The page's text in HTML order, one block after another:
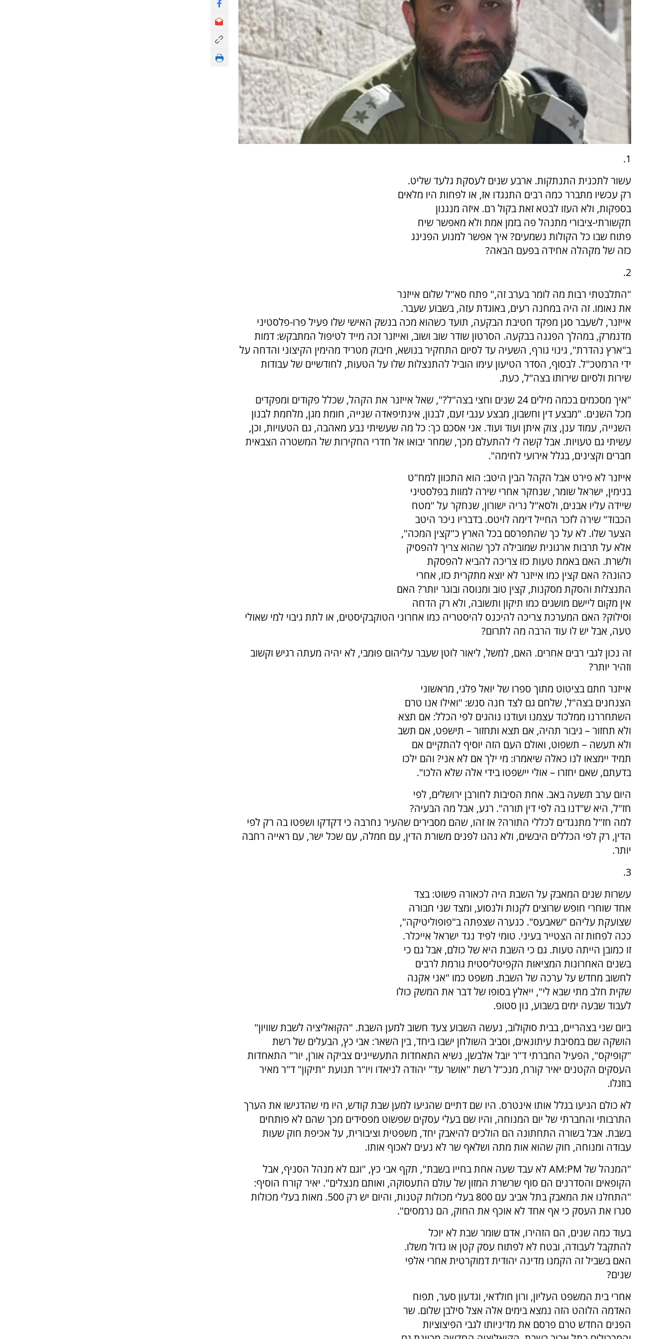
1.
עשור לתכנית התנתקות. ארבע שנים לעסקת גלעד שליט.
רק עכשיו מתברר כמה רבים התנגדו אז, או לפחות היו מלאים
בספקות, ולא העזו לבטא זאת בקול רם. איזה מנגנון
תקשורתי-ציבורי מתנהל פה בזמן אמת ולא מאפשר שיח
פתוח שבו כל הקולות נשמעים? איך אפשר למנוע הפנינג
כזה של מקהלה אחידה בפעם הבאה?
2.
"התלבטתי רבות מה לומר בערב זה," פתח סא"ל שלום אייזנר
את נאומו. זה היה במחנה רעים, באוגדת עזה, בשבוע שעבר.
אייזנר, לשעבר סגן מפקד חטיבת הבקעה, תועד כשהוא מכה בנשק האישי שלו פעיל פרו-פלסטיני
מדנמרק, במהלך הפגנה בבקעה. הסרטון שודר שוב ושוב, ואייזנר זכה מייד לטיפול המתבקש: דמות
ב"ארץ נהדרת", גינוי גורף, השעיה עד לסיום התחקיר בנושא, חיבוק מטריד מהימין הקיצוני והדחה על
ידי הרמטכ"ל. לבסוף, הסדר הטיעון עימו הוביל להתנצלות שלו על הטעות, לחודשיים של עבודות
שירות ולסיום שירותו בצה"ל, כעת.
"איך מסכמים בכמה מילים 24 שנים וחצי בצה"ל?", שאל אייזנר את הקהל, שכלל פקודים ומפקדים
מכל השנים. "מבצע דין וחשבון, מבצע ענבי זעם, לבנון, אינתיפאדה שנייה, חומת מגן, מלחמת לבנון
השנייה, עמוד ענן, צוק איתן ועוד ועוד. אני אסכם כך: כל מה שעשיתי נבע מאהבה, גם הטעויות, וכן,
עשיתי גם טעויות. אבל קשה לי להתעלם מכך, שמחר יבואו אל חדרי החקירות של המשטרה הצבאית
חברים וקצינים, בגלל אירועי לחימה".
אייזנר לא פירט אבל הקהל הבין היטב: הוא התכוון למח"ט
בנימין, ישראל שומר, שנחקר אחרי שירה למוות בפלסטיני
שיידה עליו אבנים, ולסא"ל נריה ישורון, שנחקר על "מטח
הכבוד" שירה לזכר החייל דימה לויטס. בדבריו ניכר היטב
הצער שלו. לא על כך שהתפרסם בכל הארץ כ"קצין המכה",
אלא על תרבות ארגונית שמובילה לכך שהוא צריך להפסיק
ולשרת. האם באמת טעות כזו צריכה להביא להפסקת
כהונה? האם קצין כמו אייזנר לא יוצא מתקרית כזו, אחרי
התנצלות והסקת מסקנות, קצין טוב ומנוסה ובוגר יותר? האם
אין מקום ליישם מושגים כמו תיקון ותשובה, ולא רק הדחה
וסילוק? האם המערכת צריכה להיכנס להיסטריה כמו אחרוני הטוקבקיסטים, או לתת גיבוי למי שאולי
טעה, אבל יש לו עוד הרבה מה לתרום?
זה נכון לגבי רבים אחרים. האם, למשל, ליאור לוטן שעבר עליהום פומבי, לא יהיה מעתה רגיש וקשוב
וזהיר יותר?
אייזנר חתם בציטוט מתוך ספרו של יואל פלגי, מראשוני
הצנחנים בצה"ל, שלחם גם לצד חנה סנש: "ואילו אנו טרם
השתחררנו ממלכוד עצמנו ועודנו נוהגים לפי הכלל: אם תצא
ולא תחזור – גיבור תהיה, אם תצא ותחזור – תישפט, אם תשב
ולא תעשה – תשפוט, ואולם העם הזה יוסיף להתקיים אם
תמיד יימצאו לנו כאלה שיאמרו: מי ילך אם לא אני? והם ילכו
בדעתם, שאם יחזרו – אולי יישפטו בידי אלה שלא הלכו".
היום ערב תשעה באב. אחת הסיבות לחורבן ירושלים, לפי
חז"ל, היא ש"דנו בה לפי דין תורה". רגע, אבל מה הבעיה?
למה חז"ל מתנגדים לכללי התורה? אז זהו, שהם מסבירים שהעיר נחרבה כי דקדקו ושפטו בה רק לפי
הדין, רק לפי הכללים היבשים, ולא נהגו לפנים משורת הדין, עם חמלה, עם שכל ישר, עם ראייה רחבה
יותר.
3.
עשרות שנים המאבק על השבת היה לכאורה פשוט: בצד
אחד שוחרי חופש שרוצים לקנות ולנסוע, ומצד שני חבורה
שצועקת עליהם "שאבעס". כנערה שצפתה ב"פופוליטיקה",
ככה לפחות זה הצטייר בעיני. טומי לפיד נגד ישראל אייכלר.
זו כמובן הייתה טעות. גם כי השבת היא של כולם, אבל גם כי
בשנים האחרונות המציאות הקפיטליסטית גורמת לרבים
לחשוב מחדש על ערכה של השבת. משפט כמו "אני אקנה
שקית חלב מתי שבא לי", ייאלץ בסופו של דבר את המשק כולו
לעבוד שבעה ימים בשבוע, נון סטופ.
ביום שני בצהריים, בבית סוקולוב, נעשה השבוע צעד חשוב למען השבת. "הקואליציה לשבת שוויון"
הושקה שם במסיבת עיתונאים, וסביב השולחן ישבו ביחד, בין השאר: אבי כץ, הבעלים של רשת
"קופיקס", הפעיל החברתי ד"ר יובל אלבשן, נשיא התאחדות התעשיינים צביקה אורן, יור" התאחדות
העסקים הקטנים יאיר קורח, מנכ"ל רשת "אושר עד" יהודה לניאדו ויו"ר תנועת "תיקון" ד"ר מאיר
בוזגלו.
לא כולם הגיעו בגלל אותו אינטרס. היו שם דתיים שהגיעו למען שבת קודש, היו מי שהדגישו את הערך
התרבותי והחברתי של יום המנוחה, והיו שם בעלי עסקים שפשוט מפסידים מכך שהם לא פותחים
בשבת. אבל בשורה התחתונה הם הולכים להיאבק יחד, משפטית וציבורית, על אכיפת חוק שעות
עבודה ומנוחה, חוק שהוא אות מתה ושלאף שר לא נעים לאכוף אותו.
"המנהל של AM:PM לא עבד שעה אחת בחייו בשבת", תקף אבי כץ, "וגם לא מנהל הסניף, אבל
הקופאים והסדרנים הם סוף שרשרת המזון של עולם התעסוקה, ואותם מנצלים". יאיר קורח הוסיף:
"התחלנו את המאבק בתל אביב עם 800 בעלי מכולות קטנות, והיום יש רק 500. מאות בעלי מכולות
סגרו את העסק כי אף אחד לא אוכף את החוק, הם נרמסים".
בעוד כמה שנים, הם הזהירו, אדם שומר שבת לא יוכל
להתקבל לעבודה, ובטח לא לפתוח עסק קטן או גדול משלו.
האם בשביל זה הקמנו מדינה יהודית דמוקרטית אחרי אלפי
שנים?
אחרי בית המשפט העליון, ורון חולדאי, וגדעון סער, תפוח
האדמה הלוהט הזה נמצא בימים אלה אצל סילבן שלום. שר
הפנים החדש טרם פרסם את מדיניותו לגבי הפיצוציות